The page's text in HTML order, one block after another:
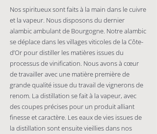
Nos spiritueux sont faits à la main dans le cuivre
et la vapeur. Nous disposons du dernier
alambic ambulant de Bourgogne. Notre alambic
se déplace dans les villages viticoles de la Côte-
d’Or pour distiller les matières issues du
processus de vinification. Nous avons à cœur
de travailler avec une matière première de
grande qualité issue du travail de vignerons de
renom. La distillation se fait à la vapeur, avec
des coupes précises pour un produit alliant
finesse et caractère. Les eaux de vies issues de
la distillation sont ensuite vieillies dans nos